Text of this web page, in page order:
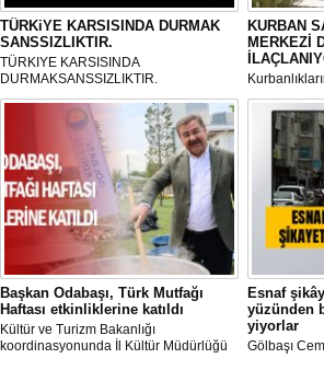
TÜRKiYE KARSISINDA DURMAK
SANSSIZLIKTIR.
TÜRKIYE KARSISINDA
DURMAKSANSSIZLIKTIR.
KURBAN
MERKEZİ
ve Kesim
mikropların
her gün
tarafından
Başkan Odabaşı, Türk Mutfağı
Haftası etkinliklerine katıldı
Kültür ve Turizm Bakanlığı
koordinasyonunda İl Kültür Müdürlüğü
Esnaf
yüzünden
yiyorlar
Gölbaşı